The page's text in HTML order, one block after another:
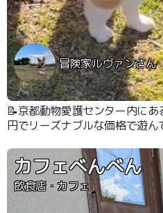
冒険家ルヴァンさん
📝京都動物愛護センター内に
円でリーズナブルな価格で遊
に別れている。
カフェべんべん
飲食店・カフェ